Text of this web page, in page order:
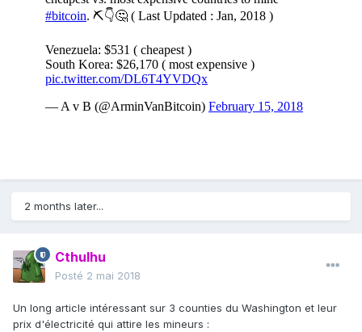
2 months later...
Cthulhu
Posté 2 mai 2018
Un long article intéressant sur 3 counties du Washington et leur
prix d'électricité qui attire les mineurs :